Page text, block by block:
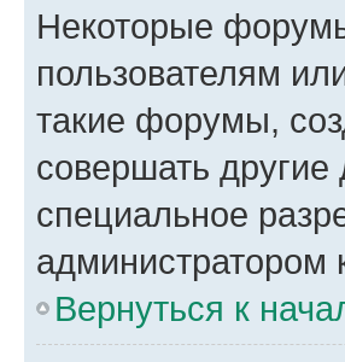
Некоторые
пользователям
такие форумы,
совершать
специальное
администратором
Вернуться к